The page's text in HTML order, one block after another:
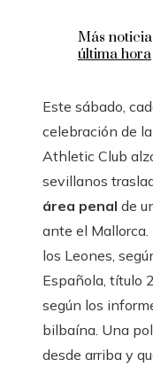
Más
última hora
Este sábado,
celebración de
Athletic Club
sevillanos
área penal de
ante el
los Leones,
Española, título
según los
bilbaína. Una
desde arriba y